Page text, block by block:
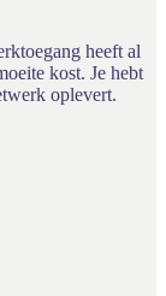
heeft al
kost. Je hebt
oplevert.